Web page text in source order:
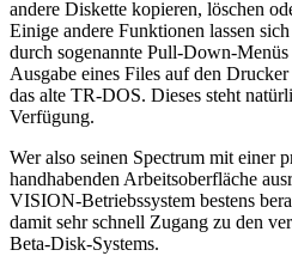
andere Diskette kopieren, löschen
Einige andere Funktionen lassen
durch sogenannte Pull-Down-
Ausgabe eines Files auf den
das alte TR-DOS. Dieses steht
Verfügung.
Wer also seinen Spectrum mit einer
handhabenden Arbeitsoberfläche
VISION-Betriebssystem bestens
damit sehr schnell Zugang zu den
Beta-Disk-Systems.